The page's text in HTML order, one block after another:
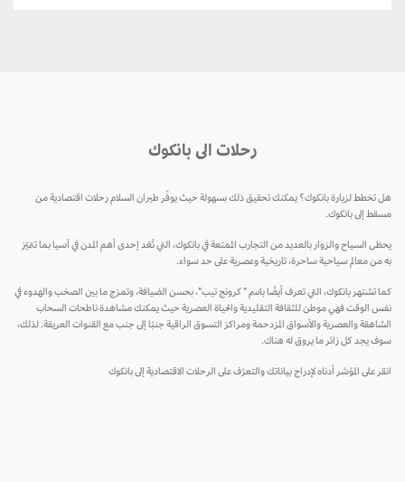
رحلات الى بانكوك
هل تخطط لزيارة بانكوك؟ يمكنك تحقيق ذلك بسهولة حيث يوفّر طيران السلام رحلات اقتصادية من
مسقط إلى بانكوك.
يحظى السياح والزوار بالعديد من التجارب الممتعة في بانكوك، التي تُعّد إحدى أهم المدن في آسيا بما تتميّز
به من معالم سياحية ساحرة، تاريخية وعصرية على حد سواء.
كما تشتهر بانكوك، التي تعرف أيضًا باسم " كرونج تيب"، بحسن الضيافة، وتمزج ما بين الصخب والهدوء في
نفس الوقت فهي موطن للثقافة التقليدية والحياة العصرية حيث يمكنك مشاهدة ناطحات السحاب
الشاهقة والعصرية والأسواق المزدحمة ومراكز التسوق الراقية جنبًا إلى جنب مع القنوات العريقة. لذلك،
سوف يجد كل زائر ما يروق له هناك.
انقر على المؤشر أدناه لإدراج بياناتك والتعرّف على الرحلات الاقتصادية إلى بانكوك